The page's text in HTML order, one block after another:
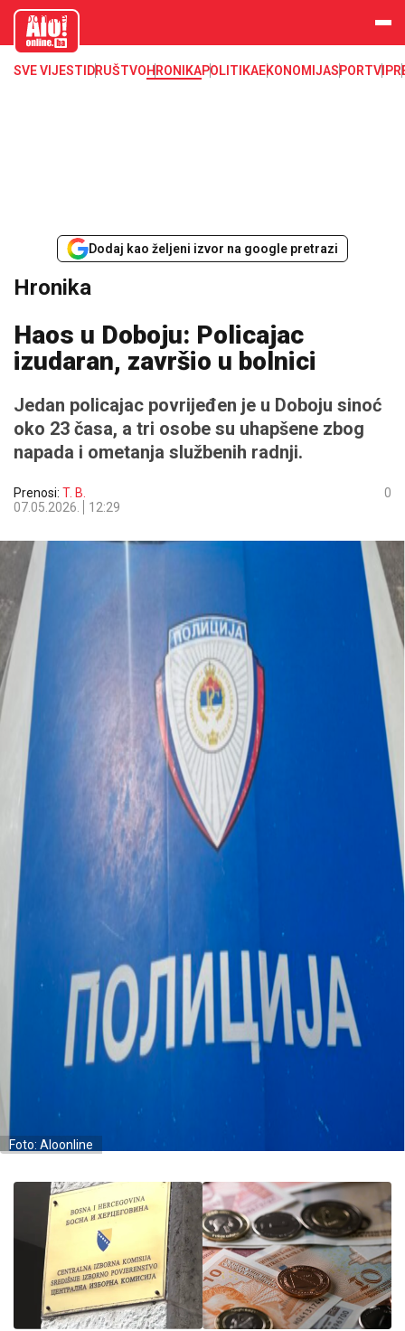
aloonline.b
SVE VIJESTI DRUŠTVOHRONIKAPOLITIKAEKONOMIJASPORTVIP
Dodaj kao željeni izvor na google pretrazi
Hronika
Haos u Doboju: Policajac
izudaran, završio u bolnici
Jedan policajac povrijeđen je u Doboju sinoć
oko 23 časa, a tri osobe su uhapšene zbog
napada i ometanja službenih radnji.
Prenosi: T. B.
07.05.2026.
12:29
0
Foto: Aloonline